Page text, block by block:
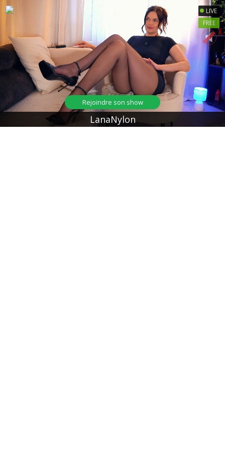
LIVE
FREE
LanaNylon
Rejoindre son show